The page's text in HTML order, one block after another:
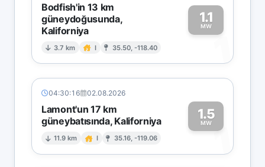
Bodfish'in 13 km
güneydoğusunda,
Kaliforniya
3.7 km I 35.50, -118.40
1.1
MW
1
04:30:16 02.08.2026
Lamont'un 17 km
güneybatısında, Kaliforniya
11.9 km I 35.16, -119.06
1.5
MW1